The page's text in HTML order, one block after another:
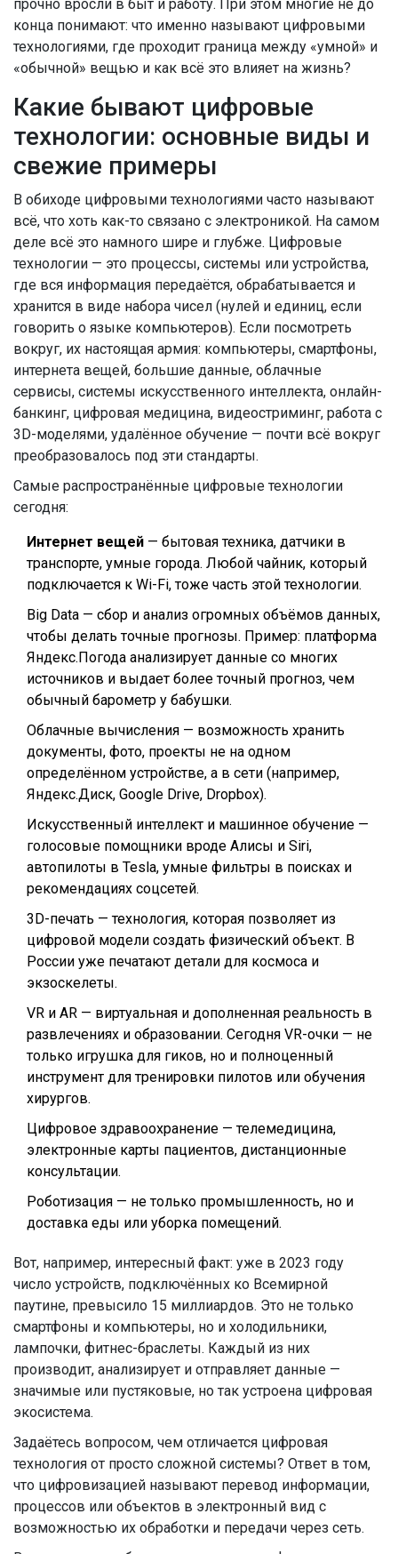
прочно вросли в быт и работу. При этом многие не до
конца понимают: что именно называют цифровыми
технологиями, где проходит граница между «умной» и
«обычной» вещью и как всё это влияет на жизнь?
Какие бывают цифровые
технологии: основные виды и
свежие примеры
В обиходе цифровыми технологиями часто называют
всё, что хоть как-то связано с электроникой. На самом
деле всё это намного шире и глубже. Цифровые
технологии — это процессы, системы или устройства,
где вся информация передаётся, обрабатывается и
хранится в виде набора чисел (нулей и единиц, если
говорить о языке компьютеров). Если посмотреть
вокруг, их настоящая армия: компьютеры, смартфоны,
интернета вещей, большие данные, облачные
сервисы, системы искусственного интеллекта, онлайн-
банкинг, цифровая медицина, видеостриминг, работа с
3D-моделями, удалённое обучение — почти всё вокруг
преобразовалось под эти стандарты.
Самые распространённые цифровые технологии
сегодня:
Интернет вещей — бытовая техника, датчики в
транспорте, умные города. Любой чайник, который
подключается к Wi-Fi, тоже часть этой технологии.
Big Data — сбор и анализ огромных объёмов данных,
чтобы делать точные прогнозы. Пример: платформа
Яндекс.Погода анализирует данные со многих
источников и выдает более точный прогноз, чем
обычный барометр у бабушки.
Облачные вычисления — возможность хранить
документы, фото, проекты не на одном
определённом устройстве, а в сети (например,
Яндекс.Диск, Google Drive, Dropbox).
Искусственный интеллект и машинное обучение —
голосовые помощники вроде Алисы и Siri,
автопилоты в Tesla, умные фильтры в поисках и
рекомендациях соцсетей.
3D-печать — технология, которая позволяет из
цифровой модели создать физический объект. В
России уже печатают детали для космоса и
экзоскелеты.
VR и AR — виртуальная и дополненная реальность в
развлечениях и образовании. Сегодня VR-очки — не
только игрушка для гиков, но и полноценный
инструмент для тренировки пилотов или обучения
хирургов.
Цифровое здравоохранение — телемедицина,
электронные карты пациентов, дистанционные
консультации.
Роботизация — не только промышленность, но и
доставка еды или уборка помещений.
Вот, например, интересный факт: уже в 2023 году
число устройств, подключённых ко Всемирной
паутине, превысило 15 миллиардов. Это не только
смартфоны и компьютеры, но и холодильники,
лампочки, фитнес-браслеты. Каждый из них
производит, анализирует и отправляет данные —
значимые или пустяковые, но так устроена цифровая
экосистема.
Задаётесь вопросом, чем отличается цифровая
технология от просто сложной системы? Ответ в том,
что цифровизацией называют перевод информации,
процессов или объектов в электронный вид с
возможностью их обработки и передачи через сеть.